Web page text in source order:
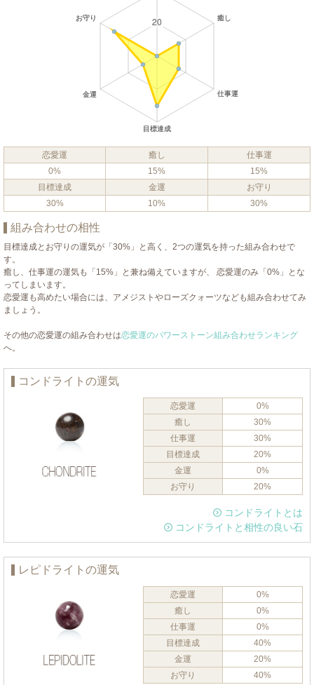
恋愛運 癒し
仕事運
0%
15%
15%
目標達成
金運
お守り
30%
10% 30%
組み合わせの相性
目標達成とお守りの運気が「30%」と高く、2つの運気を持った組み合わせで
す。
癒し、仕事運の運気も「15%」と兼ね備えていますが、 恋愛運のみ「0%」とな
ってしまいます。
恋愛運も高めたい場合には、アメジストやローズクォーツなども組み合わせてみ
ましょう。
その他の恋愛運の組み合わせは恋愛運のパワーストーン組み合わせランキング
へ。
コンドライトの運気
恋愛運
0%
癒し
30%
仕事運
30%
目標達成
20%
金運
0%
お守り
20%
コンドライトとは
コンドライトと相性の良い石
レピドライトの運気
恋愛運
0%
癒し
0%
仕事運
0%
目標達成
40%
金運
20%
お守り
40%